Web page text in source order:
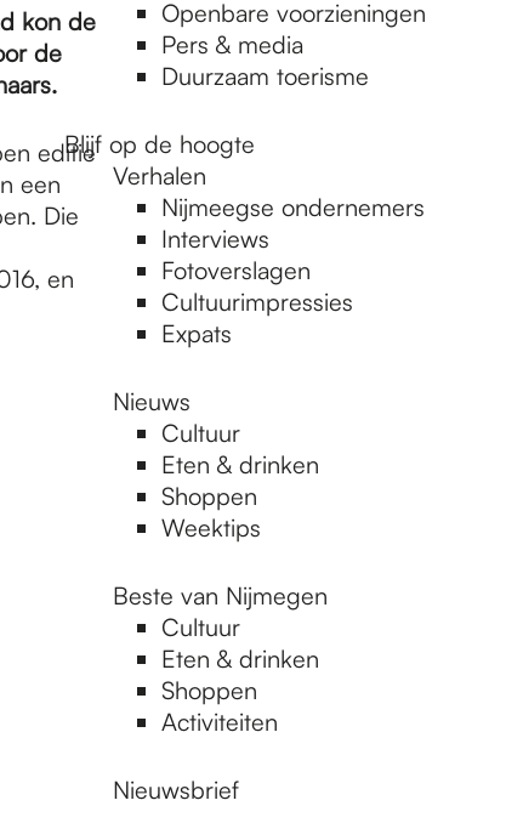
Openbare voorzieningen
Pers & media
Duurzaam toerisme
Blijf op de hoogte
Verhalen
Nijmeegse ondernemers
Interviews
Fotoverslagen
Cultuurimpressies
Expats
Nieuws
Cultuur
Eten & drinken
Shoppen
Weektips
Beste van Nijmegen
Cultuur
Eten & drinken
Shoppen
Activiteiten
Nieuwsbrief
kon de
de
editie
een
Die
en